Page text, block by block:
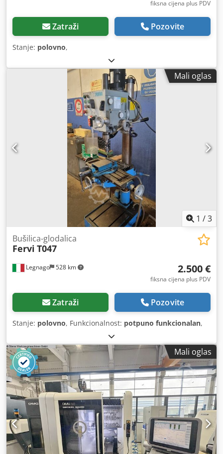
fiksna cijena plus PDV
Zatraži Pozovite
Stanje: polovno,
Mali oglas
1 /3
Legnago 528 km
Bušilica-glodalica
Fervi T047
2.500 €
fiksna cijena plus PDV
Zatraži Pozovite
Stanje: polovno, Funkcionalnost: potpuno funkcionalan,
Mali oglas